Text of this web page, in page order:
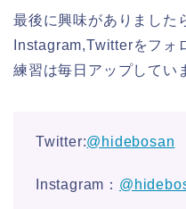
最後に興味がありました
Instagram,Twitterをフォ
練習は毎日アップしてい
Twitter:@hidebosan
Instagram：